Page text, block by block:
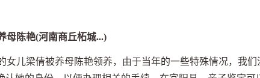
母陈艳(河南商丘柘城...)
儿梁倩被养母陈艳领养，由于当年的一些特殊情况，我们